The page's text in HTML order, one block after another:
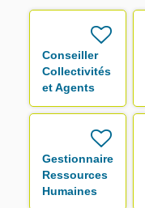
Conseiller
Collectivités
et Agents
F/H
Gestionnaire
Ressources
Humaines